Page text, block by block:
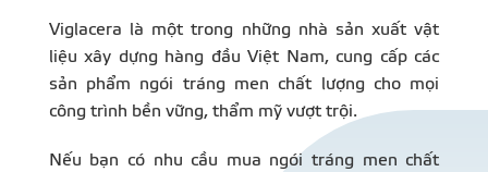
Viglacera là một trong những nhà sản xuất vật
liệu xây dựng hàng đầu Việt Nam, cung cấp các
sản phẩm ngói tráng men chất lượng cho mọi
công trình bền vững, thẩm mỹ vượt trội.
Nếu bạn có nhu cầu mua ngói tráng men chất